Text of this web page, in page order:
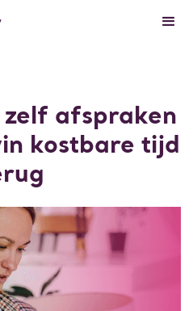
afspraken
kostbare tijd